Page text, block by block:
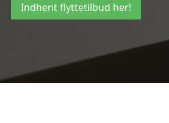
Indhent flyttetilbud her!